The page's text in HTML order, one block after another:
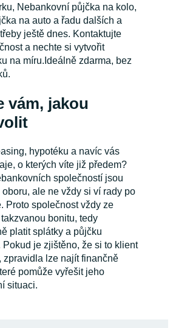
Nebankovní půjčka na kolo,
na auto a řadu dalších a
ještě dnes. Kontaktujte
a nechte si vytvořit
na míru.Ideálně zdarma, bez
vám, jakou
hypotéku a navíc vás
o kterých víte již předem?
společností jsou
ale ne vždy si ví rady po
Proto společnost vždy ze
bonitu, tedy
platit splátky a půjčku
Pokud je zjištěno, že si to klient
zpravidla lze najít finančně
pomůže vyřešit jeho
situaci.